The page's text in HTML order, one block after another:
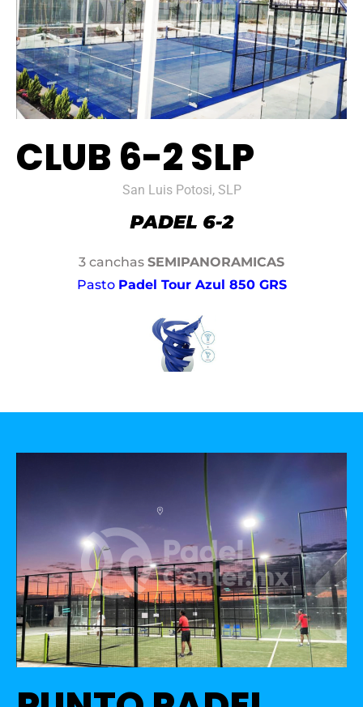
CLUB 6-2 SLP
San Luis Potosi, SLP
3 canchas SEMIPANORAMICAS
Pasto Padel Tour Azul 850 GRS